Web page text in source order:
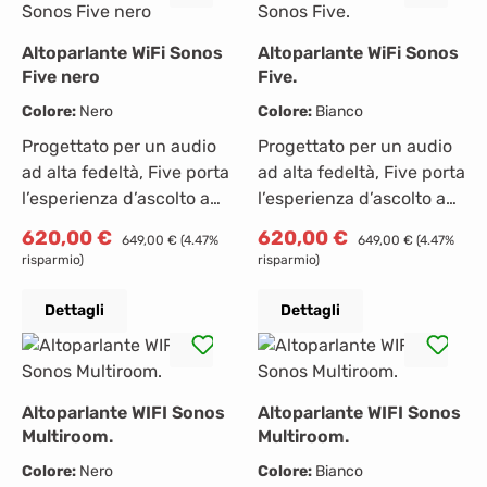
Altoparlante WiFi Sonos
Five nero
Colore: Nero
Progettato per un audio
ad alta fedeltà, Five porta
l’esperienza d’ascolto a
separazione stereo
vocali incredibili e bassi
nitidi.Ascolta ogni
microtono e senti ogni
battito mentre riproduci i
formati ad alta
risoluzione dei tuoi
Prezzo di vendita:
620,00 € Prezzo normale:
649,00 € (4.47%
risparmio)
Dettagli
Altoparlante WiFi Sonos
Five.
Colore: Bianco
Progettato per un audio
ad alta fedeltà, Five porta
l’esperienza d’ascolto a
separazione stereo
vocali incredibili e bassi
nitidi.Ascolta ogni
microtono e senti ogni
battito mentre riproduci i
formati ad alta
risoluzione dei tuoi
Prezzo di vendita:
620,00 € Prezzo normale:
649,00 € (4.47%
risparmio)
Dettagli
Altoparlante WIFI Sonos
Multiroom.
Colore: Nero
Altoparlante WIFI Sonos
Multiroom.
Colore: Bianco